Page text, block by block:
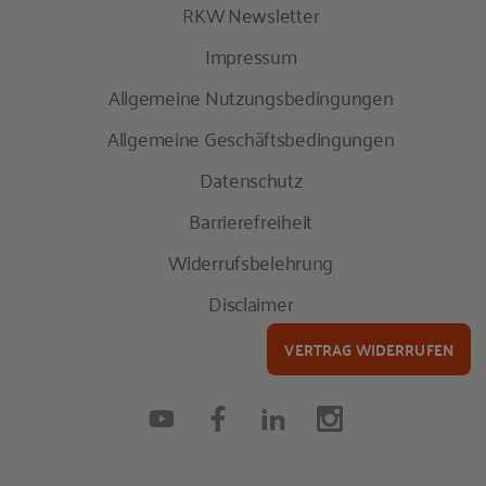
RKW Newsletter
Impressum
Allgemeine Nutzungsbedingungen
Allgemeine Geschäftsbedingungen
Datenschutz
Barrierefreiheit
Widerrufsbelehrung
Disclaimer
VERTRAG WIDERRUFEN